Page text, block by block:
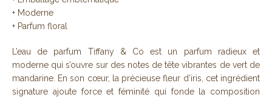
+ Moderne
+ Parfum floral
L’eau de parfum Tiffany & Co est un parfum radieux et
moderne qui s’ouvre sur des notes de tête vibrantes de vert de
mandarine. En son cœur, la précieuse fleur d’iris, cet ingrédient
signature ajoute force et féminité qui fonde la composition